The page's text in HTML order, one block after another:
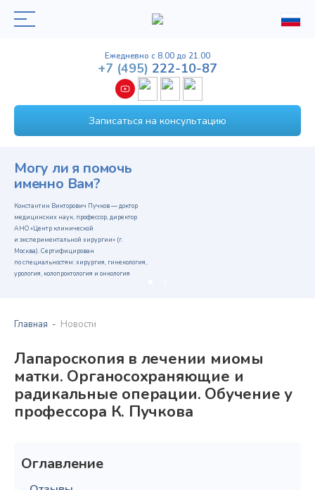
Ежедневно с 8.00 до 21.00
Записаться на консультацию
+7 (495) 222-10-87
Могу ли я помочь
именно Вам?
Константин Викторович Пучков — доктор
медицинских наук, профессор, директор
АНО «Центр клинической
и экспериментальной хирургии» (г.
Москва). Сертифицирован
по специальностям: хирургия, гинекология,
урология, колопроктология и онкология
Главная Новости
Лапароскопия в лечении миомы
матки. Органосохраняющие и
радикальные операции. Обучение у
профессора К. Пучкова
Оглавление